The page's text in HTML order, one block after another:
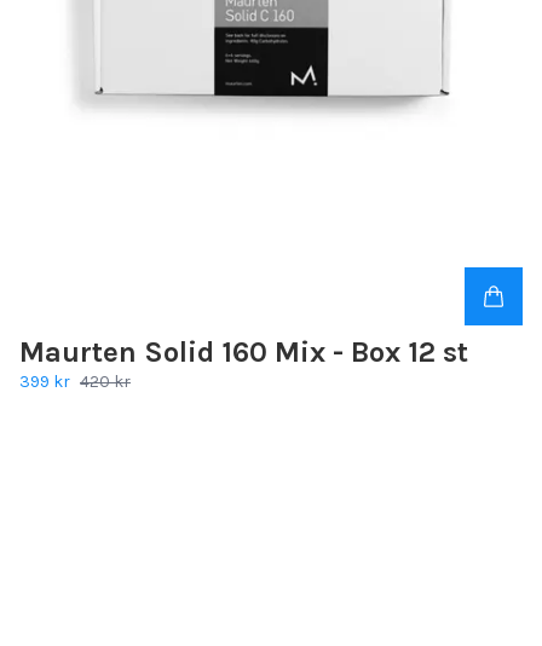
Maurten Solid 160 Mix - Box 12 st
399 kr 420 kr